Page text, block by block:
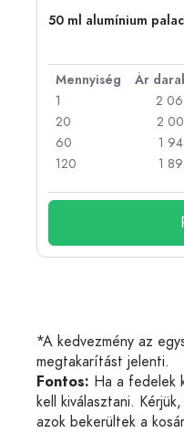
50 ml alumínium
Mennyiség
1
2
20
2
60
1
120
1
*A kedvezmény az
megtakarítást jelenti.
Fontos: Ha a fedelek
kell kiválasztani.
azok bekerültek a